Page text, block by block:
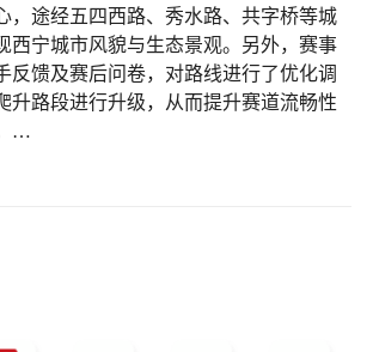
，途经五四西路、秀水路、共字桥等城
西宁城市风貌与生态景观。另外，赛事
反馈及赛后问卷，对路线进行了优化调
升路段进行升级，从而提升赛道流畅性
…